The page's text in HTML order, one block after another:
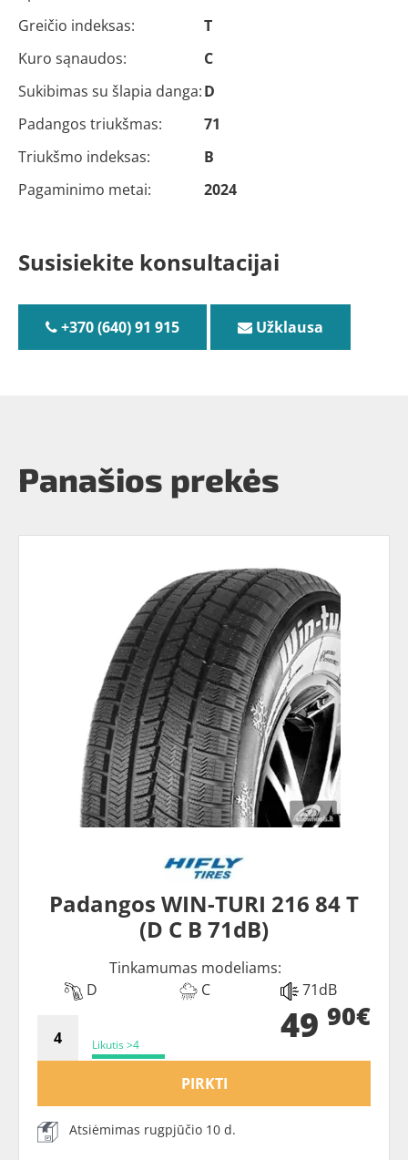
Greičio indeksas:
T
Kuro sąnaudos:
C
Sukibimas su šlapia danga:D
Padangos triukšmas:
71
Triukšmo indeksas:
B
Pagaminimo metai:
2024
Susisiekite konsultacijai
+370 (640) 91 915 Užklausa
Panašios prekės
Padangos WIN-TURI 216 84 T
(D C B 71dB)
Tinkamumas modeliams:
D
C 71dB
Likutis >4 49 90€
PIRKTI
Atsiėmimas rugpjūčio 10 d.